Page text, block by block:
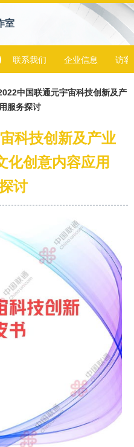
室
联系我们 企业信息 访客
中国联通元宇宙科技创新及产
服务探讨
科技创新及产业
化创意内容应用
讨